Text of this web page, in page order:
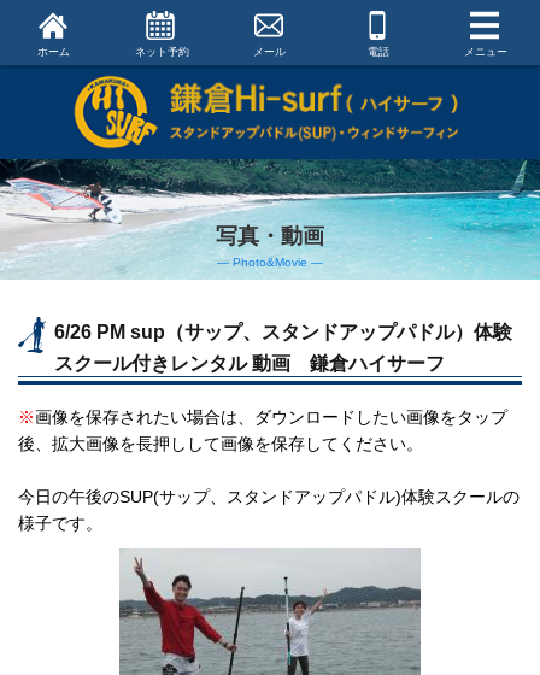
ホーム ネット予約 メール 電話 メニュー
写真・動画
― Photo&Movie ―
6/26 PM sup（サップ、スタンドアップパドル）体験
スクール付きレンタル 動画 鎌倉ハイサーフ
※画像を保存されたい場合は、ダウンロードしたい画像をタップ
後、拡大画像を長押しして画像を保存してください。
今日の午後のSUP(サップ、スタンドアップパドル)体験スクールの
様子です。